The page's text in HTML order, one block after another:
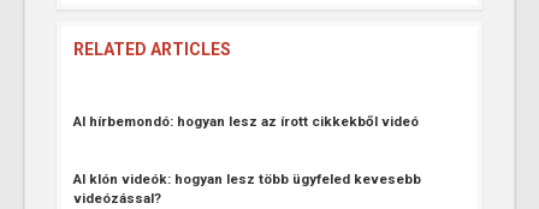
RELATED ARTICLES
AI hírbemondó: hogyan lesz az írott cikkekből videó
AI klón videók: hogyan lesz több ügyfeled kevesebb
videózással?